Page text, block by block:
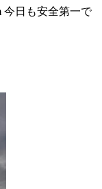
今日も安全第一で